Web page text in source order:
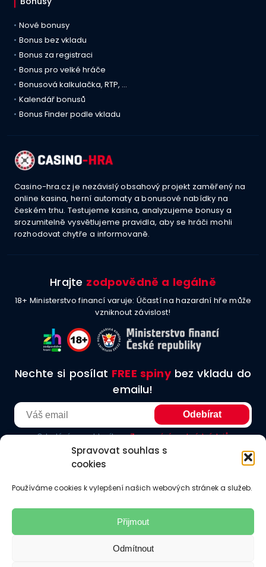
Spravovat souhlas s
cookies
Používáme cookies k vylepšení našich webových stránek a služeb.
Přijmout
Odmítnout
Nové bonusy
Bonus bez vkladu
Bonus za registraci
Bonus pro velké hráče
Bonusová kalkulačka, RTP, …
Kalendář bonusů
Bonus Finder podle vkladu
Casino-hra.cz je nezávislý obsahový projekt zaměřený na
online kasina, herní automaty a bonusové nabídky na
českém trhu. Testujeme kasina, analyzujeme bonusy a
srozumitelně vysvětlujeme pravidla, aby se hráči mohli
rozhodovat chytře a informovaně.
Hrajte zodpovědně a legálně
18+ Ministerstvo financí varuje: Účastí na hazardní hře může
vzniknout závislost!
Nechte si posílat FREE spinybez vkladu do
emailu!
Odesláním souhlasíte seZpracování osobních údajů
Jak hodnotíme
Odkazy Kontakt